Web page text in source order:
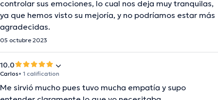
controlar sus emociones, lo cual nos deja muy tranquilas,
ya que hemos visto su mejoría, y no podríamos estar más
agradecidas.
05 octubre 2023
10.0
Carlos• 1 calification
Me sirvió mucho pues tuvo mucha empatía y supo